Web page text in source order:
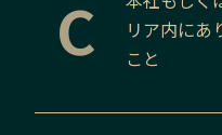
C
リア内にあ
こと